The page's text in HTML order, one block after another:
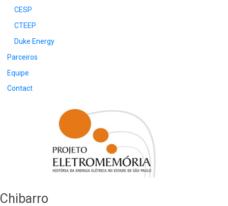
CESP
CTEEP
Duke Energy
Parceiros
Equipe
Contact
Chibarro